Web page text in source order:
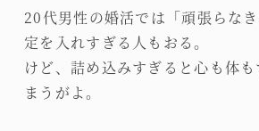
20代男性の婚活では「頑張らな
定を入れすぎる人もおる。
けど、詰め込みすぎると心も体
まうがよ。